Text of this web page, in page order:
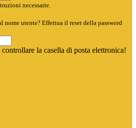
necessarie.
nome utente? Effettua il reset della password
la casella di posta elettronica!